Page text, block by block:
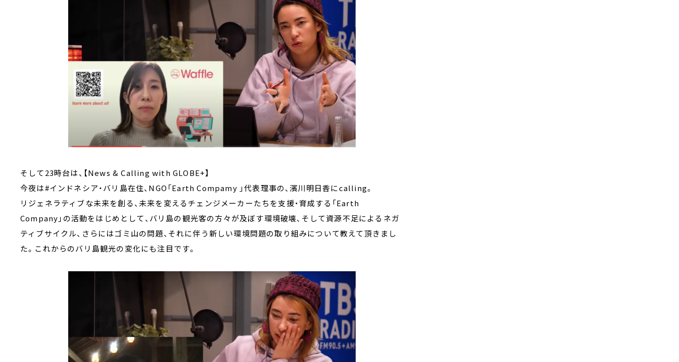
そして23時台は、【News & Calling with GLOBE+】
今夜は#インドネシア・バリ島在住、NGO「Earth Compamy 」代表理事の、濱川明日香にcalling。
リジェネラティブな未来を創る、未来を変えるチェンジメーカーたちを支援・育成する「Earth
Company」の活動をはじめとして、バリ島の観光客の方々が及ぼす環境破壊、そして資源不足によるネガ
ティブサイクル、さらにはゴミ山の問題、それに伴う新しい環境問題の取り組みについて教えて頂きまし
た。これからのバリ島観光の変化にも注目です。